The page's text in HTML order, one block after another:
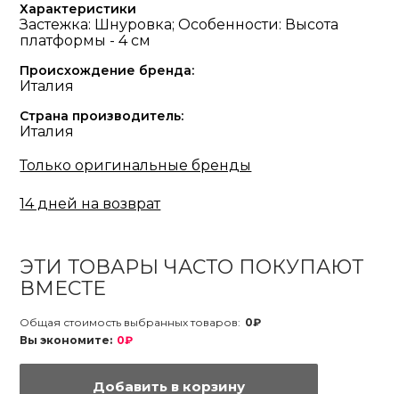
Характеристики
Застежка: Шнуровка; Особенности: Высота
платформы - 4 см
Происхождение бренда:
Италия
Страна производитель:
Италия
Только оригинальные бренды
14 дней на возврат
ЭТИ ТОВАРЫ ЧАСТО ПОКУПАЮТ
ВМЕСТЕ
Общая стоимость выбранных товаров: 0₽
Вы экономите: 0₽
Добавить в корзину